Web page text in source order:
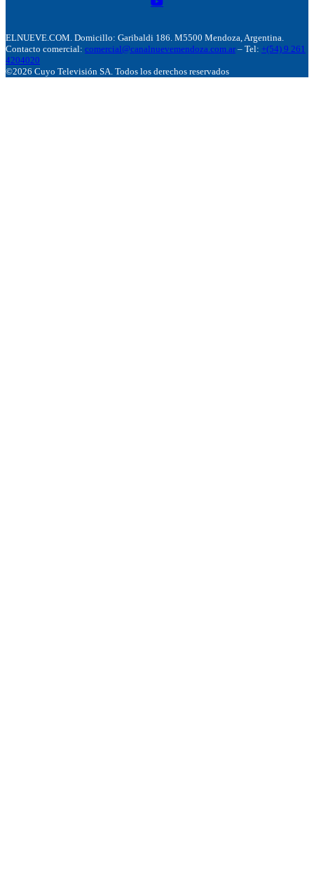
ELNUEVE.COM. Domicillo: Garibaldi 186. M5500 Mendoza, Argentina.
Contacto comercial: comercial@canalnuevemendoza.com.ar – Tel: +(54) 9 261
4204020
©2026 Cuyo Televisión SA. Todos los derechos reservados